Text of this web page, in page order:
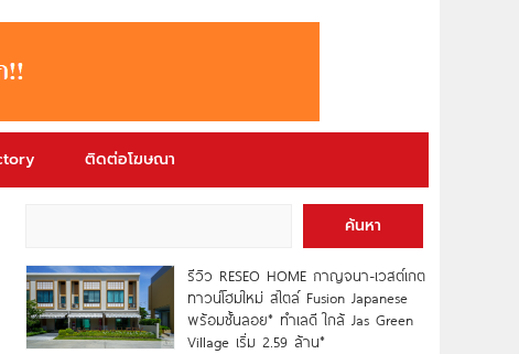
ติดต่อโฆษณา
ค้นหา
รีวิว RESEO HOME กาญจนา-เวสต์เกต
ทาวน์โฮมใหม่ สไตล์ Fusion Japanese
พร้อมชั้นลอย* ทำเลดี ใกล้ Jas Green
Village เริ่ม 2.59 ล้าน*